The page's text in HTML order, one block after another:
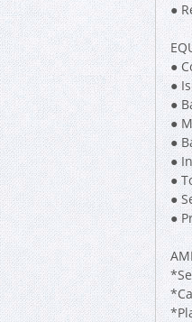
●
●
●
●
●
●
●
●
●
●